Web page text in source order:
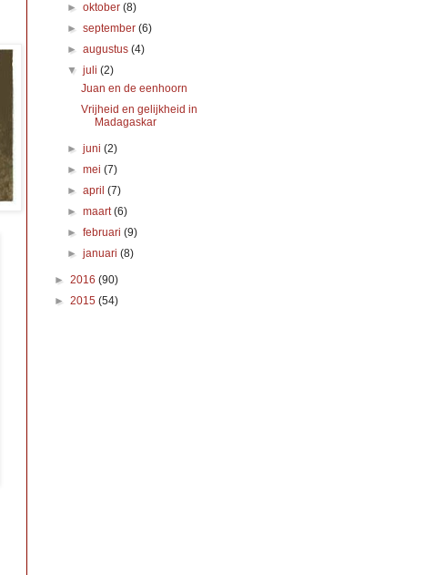
►oktober(8)
►september(6)
►augustus(4)
▼juli(2)
Juan en de eenhoorn
Vrijheid en gelijkheid in
Madagaskar
►juni(2)
►mei(7)
►april(7)
►maart(6)
►februari(9)
►januari(8)
► 2016 (90)
► 2015 (54)